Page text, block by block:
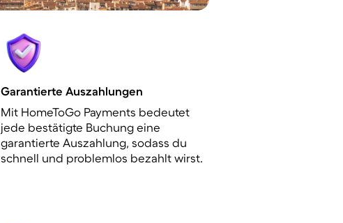
Garantierte Auszahlungen
Mit HomeToGo Payments bedeutet
jede bestätigte Buchung eine
garantierte Auszahlung, sodass du
schnell und problemlos bezahlt wirst.